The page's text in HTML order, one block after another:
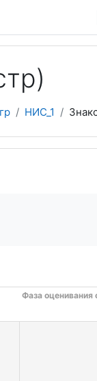
НИС_1
Фаза оценивания